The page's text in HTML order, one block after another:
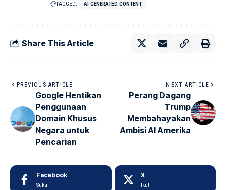
TAGGED: AI GENERATED CONTENT
Share This Article
PREVIOUS ARTICLE
Google Hentikan
Penggunaan
Domain Khusus
Negara untuk
Pencarian
NEXT ARTICLE
Perang Dagang
Trump
Membahayakan
Ambisi AI Amerika
Facebook
Suka
X
Ikuti